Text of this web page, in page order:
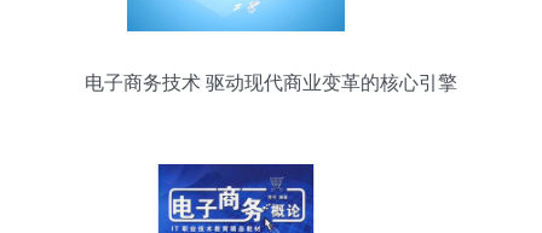
电子商务技术 驱动现代商业变革的核心引擎